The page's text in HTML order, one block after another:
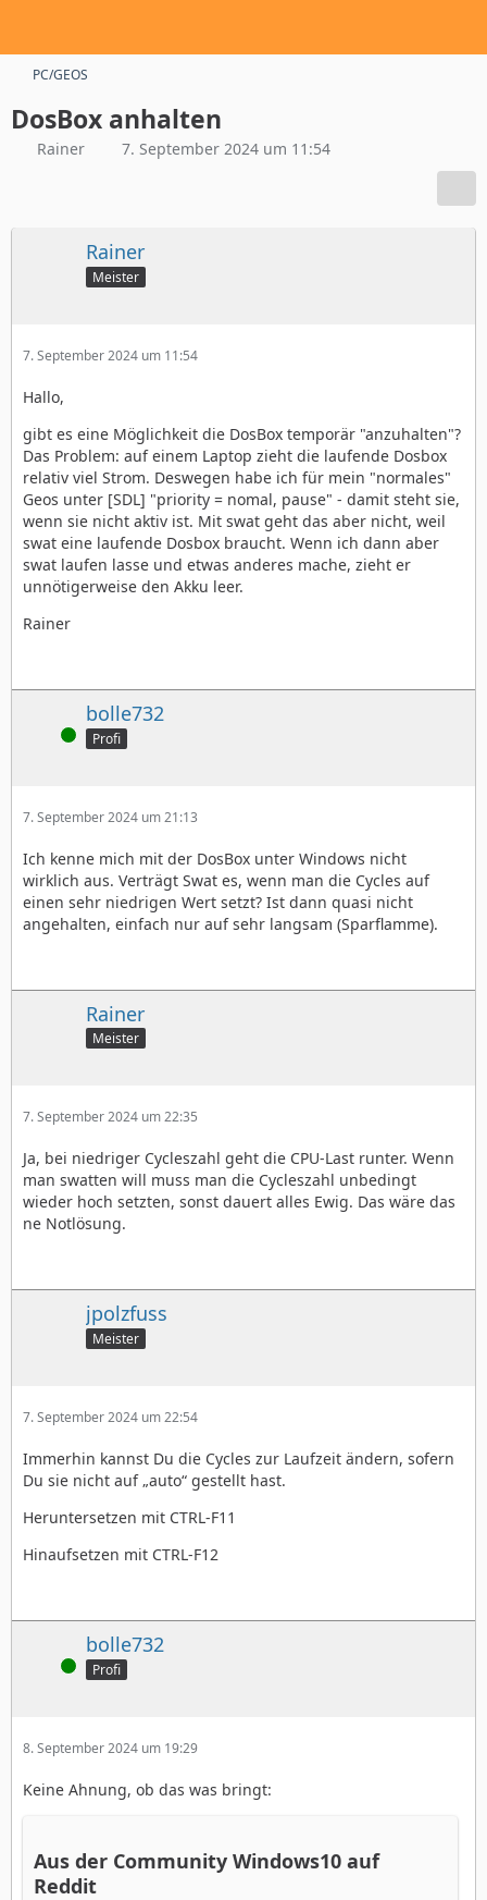
PC/GEOS
DosBox anhalten
Rainer 7. September 2024 um 11:54
Rainer
Meister
7. September 2024 um 11:54
Hallo,
gibt es eine Möglichkeit die DosBox temporär "anzuhalten"?
Das Problem: auf einem Laptop zieht die laufende Dosbox
relativ viel Strom. Deswegen habe ich für mein "normales"
Geos unter [SDL] "priority = nomal, pause" - damit steht sie,
wenn sie nicht aktiv ist. Mit swat geht das aber nicht, weil
swat eine laufende Dosbox braucht. Wenn ich dann aber
swat laufen lasse und etwas anderes mache, zieht er
unnötigerweise den Akku leer.
Rainer
Online
bolle732
Profi
7. September 2024 um 21:13
Ich kenne mich mit der DosBox unter Windows nicht
wirklich aus. Verträgt Swat es, wenn man die Cycles auf
einen sehr niedrigen Wert setzt? Ist dann quasi nicht
angehalten, einfach nur auf sehr langsam (Sparflamme).
Rainer
Meister
7. September 2024 um 22:35
Ja, bei niedriger Cycleszahl geht die CPU-Last runter. Wenn
man swatten will muss man die Cycleszahl unbedingt
wieder hoch setzten, sonst dauert alles Ewig. Das wäre das
ne Notlösung.
jpolzfuss
Meister
7. September 2024 um 22:54
Immerhin kannst Du die Cycles zur Laufzeit ändern, sofern
Du sie nicht auf „auto“ gestellt hast.
Heruntersetzen mit CTRL-F11
Hinaufsetzen mit CTRL-F12
Online
bolle732
Profi
8. September 2024 um 19:29
Keine Ahnung, ob das was bringt:
Aus der Community Windows10 auf
Reddit